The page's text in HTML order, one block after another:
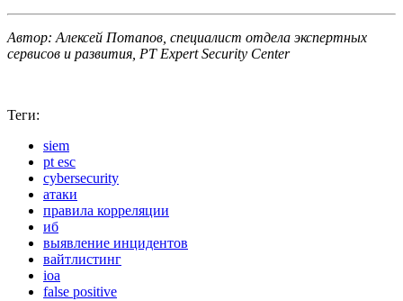
Автор: Алексей Потапов, специалист отдела экспертных
сервисов и развития, PT Expert Security Center
Теги:
siem
pt esc
cybersecurity
атаки
правила корреляции
иб
выявление инцидентов
вайтлистинг
ioa
false positive